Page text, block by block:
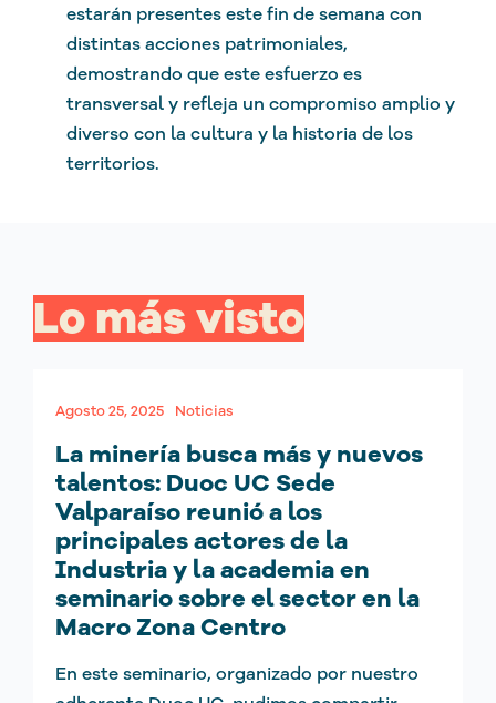
estarán presentes este fin de semana con
distintas acciones patrimoniales,
demostrando que este esfuerzo es
transversal y refleja un compromiso amplio y
diverso con la cultura y la historia de los
territorios.
Lo más visto
Agosto 25, 2025 Noticias
La minería busca más y nuevos
talentos: Duoc UC Sede
Valparaíso reunió a los
principales actores de la
Industria y la academia en
seminario sobre el sector en la
Macro Zona Centro
En este seminario, organizado por nuestro